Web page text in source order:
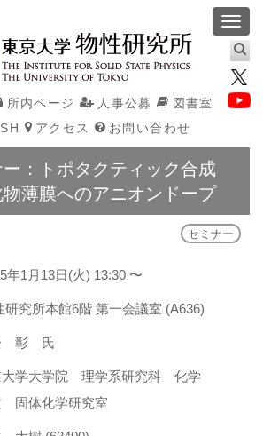
所内ページ 人事公募
図書室
アクセス お問い合わせ
：トポタクティック合成
薄膜へのアニオンドープ
セミナー
年1月13日(火) 13:30 〜
研究所本館6階 第一会議室 (A636)
彰 氏
大学大学院 理学系研究科 化学
固体化学研究室